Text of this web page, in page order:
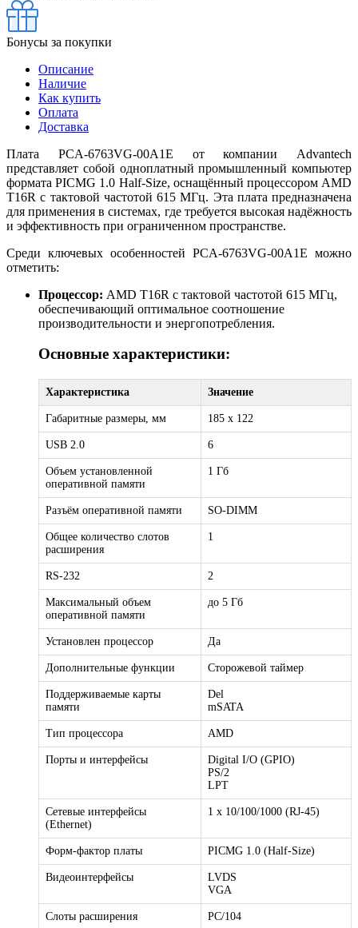
Бонусы за покупки
Описание
Наличие
Как купить
Оплата
Доставка
Плата PCA-6763VG-00A1E от компании Advantech
представляет собой одноплатный промышленный компьютер
формата PICMG 1.0 Half-Size, оснащённый процессором AMD
T16R с тактовой частотой 615 МГц. Эта плата предназначена
для применения в системах, где требуется высокая надёжность
и эффективность при ограниченном пространстве.
Среди ключевых особенностей PCA-6763VG-00A1E можно
отметить:
Процессор: AMD T16R с тактовой частотой 615 МГц,
обеспечивающий оптимальное соотношение
производительности и энергопотребления.
Основные характеристики:
Характеристика Значение
Габаритные размеры, мм 185 х 122
USB 2.0 6
Объем установленной
оперативной памяти
1 Гб
Разъём оперативной памяти SO-DIMM
Общее количество слотов
расширения
1
RS-232 2
Максимальный объем
оперативной памяти
до 5 Гб
Установлен процессор Да
Дополнительные функции Сторожевой таймер
Поддерживаемые карты
памяти
Del
mSATA
Тип процессора AMD
Порты и интерфейсы
Digital I/O (GPIO)
PS/2
LPT
Сетевые интерфейсы
(Ethernet)
1 x 10/100/1000 (RJ-45)
Форм-фактор платы PICMG 1.0 (Half-Size)
Видеоинтерфейсы
LVDS
VGA
Слоты расширения PC/104